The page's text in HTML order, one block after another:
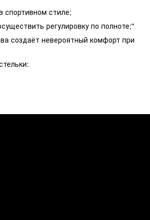
спортивном стиле;
регулировку по полноте;"
создаёт невероятный комфорт при